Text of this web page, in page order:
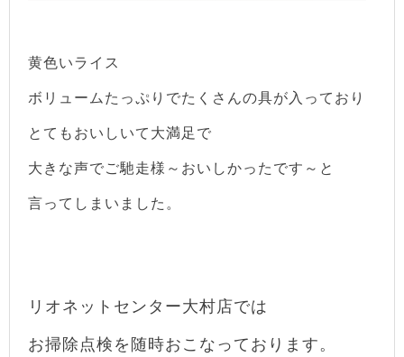
黄色いライス
ボリュームたっぷりでたくさんの具が入っており
とてもおいしいて大満足で
大きな声でご馳走様～おいしかったです～と
言ってしまいました。
リオネットセンター大村店では
お掃除点検を随時おこなっております。